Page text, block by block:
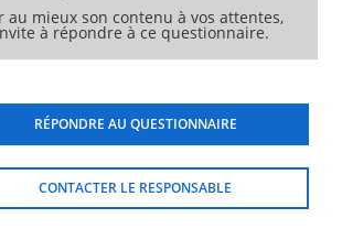
au mieux son contenu à vos attentes,
à répondre à ce questionnaire.
RÉPONDRE AU QUESTIONNAIRE
CONTACTER LE RESPONSABLE